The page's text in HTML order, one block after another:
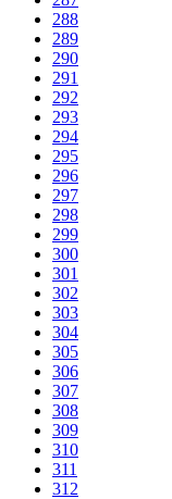
288
289
290
291
292
293
294
295
296
297
298
299
300
301
302
303
304
305
306
307
308
309
310
311
312